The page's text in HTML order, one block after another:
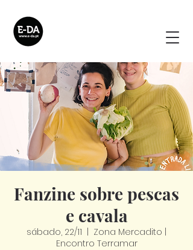
Fanzine sobre pescas
e cavala
sábado, 22/11
Zona Mercadito |
Encontro Terramar